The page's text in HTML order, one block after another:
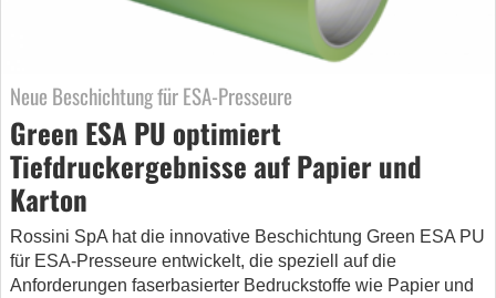
Neue Beschichtung für ESA-Presseure
Green ESA PU optimiert
Tiefdruckergebnisse auf Papier und
Karton
Rossini SpA hat die innovative Beschichtung Green ESA PU
für ESA-Presseure entwickelt, die speziell auf die
Anforderungen faserbasierter Bedruckstoffe wie Papier und